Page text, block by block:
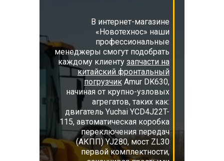
В интернет-магазине
«Новотехнос» наши
профессиональные
менеджеры смогут подобрать
каждому клиенту запчасти на
китайский фронтальный
погрузчик Amur DK630,
начиная от крупно-узловых
агрегатов, таких как:
двигатель Yuchai YCD4J22T-
115, автоматическая коробка
переключения передач
(АКПП) YJ280, мост ZL30
первой комплектности,